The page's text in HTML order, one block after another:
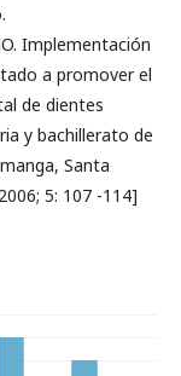
Implementación
a promover el
de dientes
y bachillerato de
Santa
5: 107 -114]